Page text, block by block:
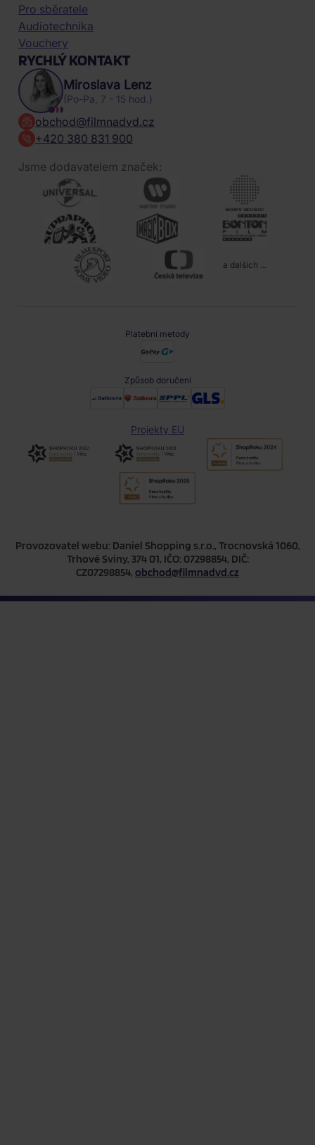
Pro sběratele
Audiotechnika
Vouchery
RYCHLÝ KONTAKT
Miroslava Lenz
(Po-Pa, 7 - 15 hod.)
obchod@filmnadvd.cz
+420 380 831 900
Jsme dodavatelem značek:
a dalších ...
Platební metody
Způsob doručení
Projekty EU
Provozovatel webu: Daniel Shopping s.r.o., Trocnovská 1060,
Trhové Sviny, 374 01, IČO: 07298854, DIČ:
CZ07298854, obchod@filmnadvd.cz